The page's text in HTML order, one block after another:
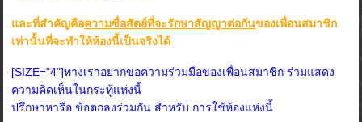
และที่สำคัญคือความซื่อสัตย์ที่จะรักษาสัญญาต่อกันของเพื่อนสมาชิก
เท่านั้นที่จะทำให้ห้องนี้เป็นจริงได้
[SIZE="4"]ทางเราอยากขอความร่วมมือของเพื่อนสมาชิก ร่วมแสดง
ความคิดเห็นในกระทู้แห่งนี้
ปรึกษาหารือ ข้อตกลงร่วมกัน สำหรับ การใช้ห้องแห่งนี้